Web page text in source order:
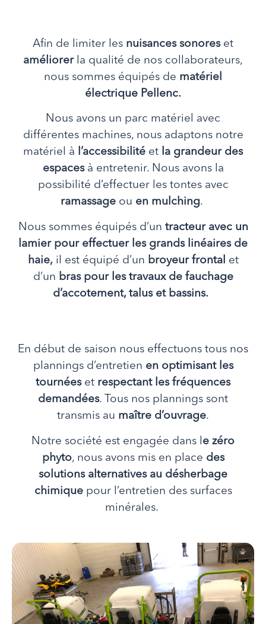
Afin de limiter les nuisances sonoreset
améliorerla qualité de nos collaborateurs,
nous sommes équipés de matériel
électrique Pellenc.
Nous avons un parc matériel avec
différentes machines, nous adaptons notre
matériel à l’accessibilité et la grandeur des
espaces à entretenir. Nous avons la
possibilité d’effectuer les tontes avec
ramassage ou en mulching.
Nous sommes équipés d’un tracteur avec un
lamier pour effectuer les grands linéaires de
haie,il est équipé d’un broyeur frontal et
d’un bras pour les travaux de fauchage
d’accotement, talus et bassins.
En début de saison nous effectuons tous nos
plannings d’entretien en optimisant les
tournéeset respectant les fréquences
demandées. Tous nos plannings sont
transmis au maître d’ouvrage.
Notre société est engagée dans l e zéro
phyto, nous avons mis en place des
solutions alternatives au désherbage
chimiquepour l’entretien des surfaces
minérales.